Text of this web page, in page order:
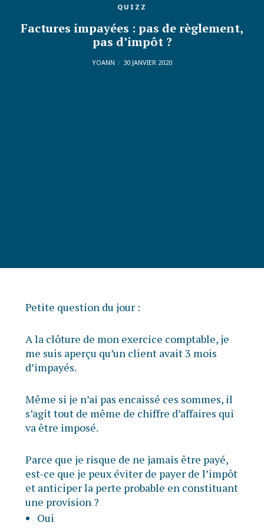
QUIZZ
Factures impayées : pas de règlement,
pas d’impôt ?
YOANN 30 JANVIER 2020
Petite question du jour :
A la clôture de mon exercice comptable, je
me suis aperçu qu’un client avait 3 mois
d’impayés.
Même si je n’ai pas encaissé ces sommes, il
s’agit tout de même de chiffre d’affaires qui
va être imposé.
Parce que je risque de ne jamais être payé,
est-ce que je peux éviter de payer de l’impôt
et anticiper la perte probable en constituant
une provision ?
Oui